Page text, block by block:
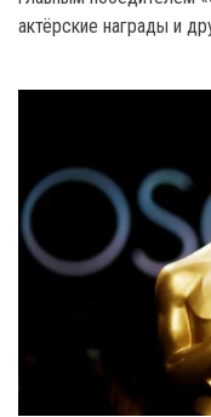
актёрские награды и